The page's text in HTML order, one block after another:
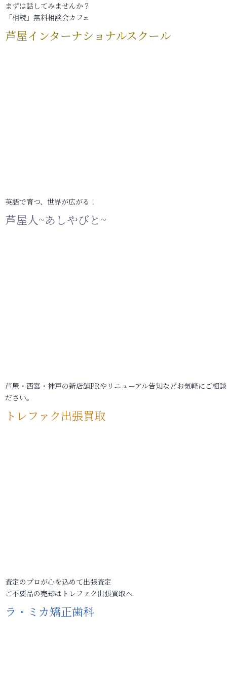
まずは話してみませんか？
「相続」無料相談会カフェ
芦屋インターナショナルスクール
英語で育つ、世界が広がる！
芦屋人~あしやびと~
芦屋・西宮・神戸の新店舗PRやリニューアル告知などお気軽にご相
ださい。
トレファク出張買取
査定のプロが心を込めて出張査定
ご不要品の売却はトレファク出張買取へ
ラ・ミカ矯正歯科